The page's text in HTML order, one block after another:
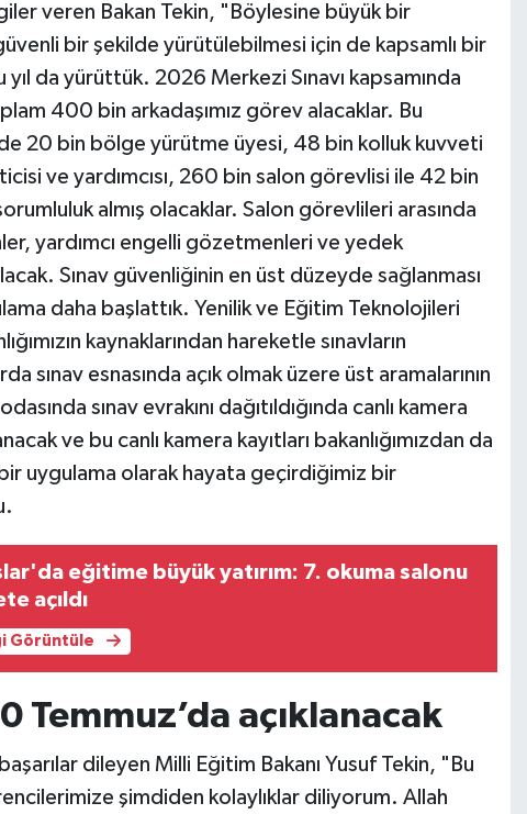
veren Bakan Tekin, "Böylesine büyük bir
bir şekilde yürütülebilmesi için de kapsamlı bir
yıl da yürüttük. 2026 Merkezi Sınavı kapsamında
400 bin arkadaşımız görev alacaklar. Bu
20 bin bölge yürütme üyesi, 48 bin kolluk kuvveti
ve yardımcısı, 260 bin salon görevlisi ile 42 bin
almış olacaklar. Salon görevlileri arasında
yardımcı engelli gözetmenleri ve yedek
Sınav güvenliğinin en üst düzeyde sağlanması
daha başlattık. Yenilik ve Eğitim Teknolojileri
kaynaklarından hareketle sınavların
sınav esnasında açık olmak üzere üst aramalarının
sınav evrakını dağıtıldığında canlı kamera
ve bu canlı kamera kayıtları bakanlığımızdan da
uygulama olarak hayata geçirdiğimiz bir
eğitime büyük yatırım: 7. okuma salonu
açıldı
Görüntüle
Temmuz’da açıklanacak
dileyen Milli Eğitim Bakanı Yusuf Tekin, "Bu
şimdiden kolaylıklar diliyorum. Allah